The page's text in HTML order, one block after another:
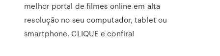
melhor portal de filmes online em alta
resolução no seu computador, tablet ou
smartphone. CLIQUE e confira!